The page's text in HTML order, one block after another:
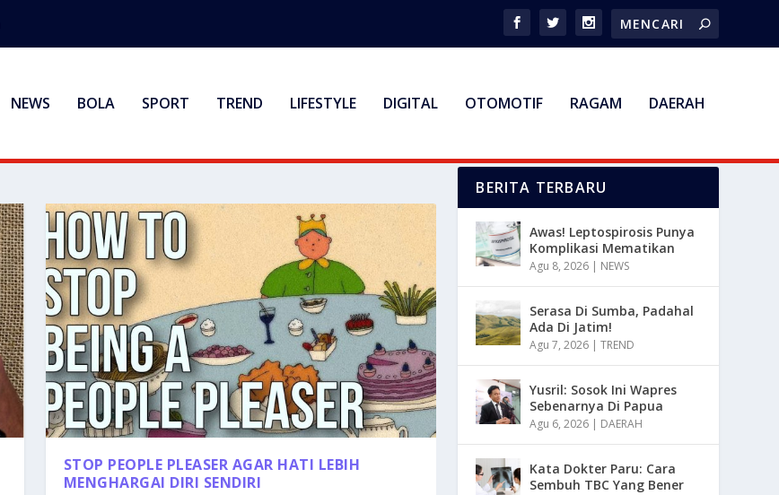
NEWS BOLA SPORT TREND LIFESTYLE DIGITAL OTOMOTIF RAGAM DAERAH
STOP PEOPLE PLEASER AGAR HATI LEBIH
MENGHARGAI DIRI SENDIRI
BERITA TERBARU
Awas! Leptospirosis Punya
Komplikasi Mematikan
Agu 8, 2026 | NEWS
Serasa Di Sumba, Padahal
Ada Di Jatim!
Agu 7, 2026 |TREND
Yusril: Sosok Ini Wapres
Sebenarnya Di Papua
Agu 6, 2026 | DAERAH
Kata Dokter Paru: Cara
Sembuh TBC Yang Bener